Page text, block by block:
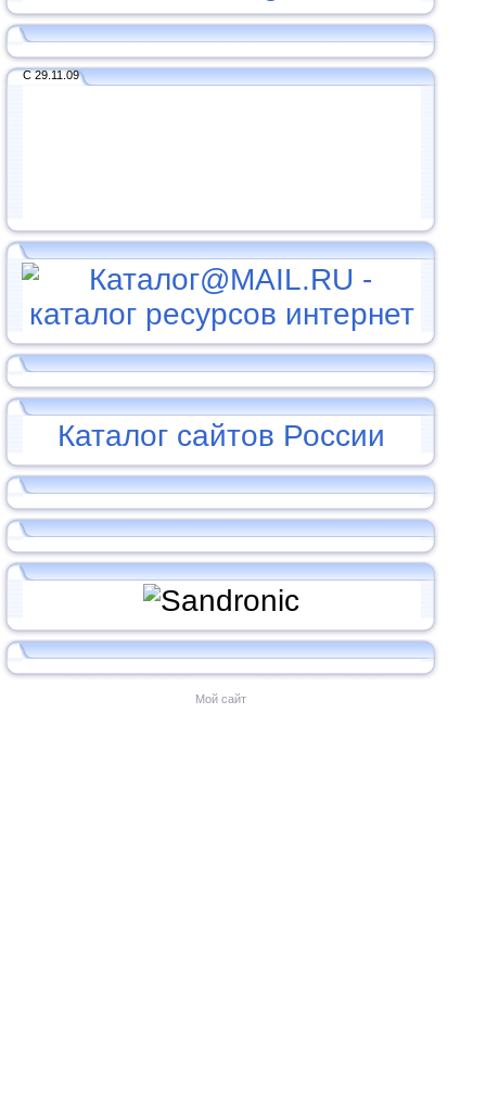
С 29.11.09
Каталог сайтов России
Мой сайт